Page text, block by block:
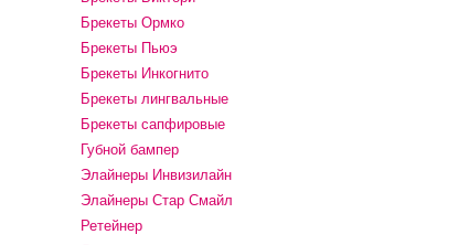
Брекеты Ормко
Брекеты Пьюэ
Брекеты Инкогнито
Брекеты лингвальные
Брекеты сапфировые
Губной бампер
Элайнеры Инвизилайн
Элайнеры Стар Смайл
Ретейнер